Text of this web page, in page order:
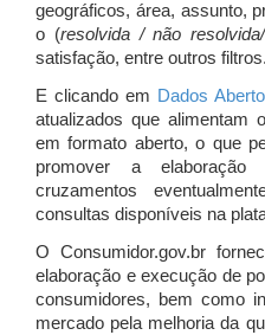
geográficos, área, assunto,
o (resolvida / não
satisfação, entre outros filtros.
E clicando em Dados
atualizados que alimentam
em formato aberto, o que
promover a
cruzamentos
consultas disponíveis na
O Consumidor.gov.br
elaboração e execução de
consumidores, bem como
mercado pela melhoria da